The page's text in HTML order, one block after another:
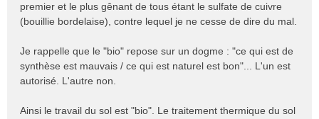
n
u
premier et le plus gênant de tous étant le sulfate de cuivre
(bouillie bordelaise), contre lequel je ne cesse de dire du mal.
Je rappelle que le "bio" repose sur un dogme : "ce qui est de
synthèse est mauvais / ce qui est naturel est bon"... L'un est
autorisé. L'autre non.
Ainsi le travail du sol est "bio". Le traitement thermique du sol